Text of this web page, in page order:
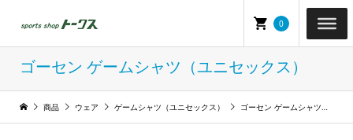
0
ゴーセン ゲームシャツ（ユニセックス）
商品 ウェア ゲームシャツ（ユニセックス） ゴーセン ゲームシャツ（ユニセックス）